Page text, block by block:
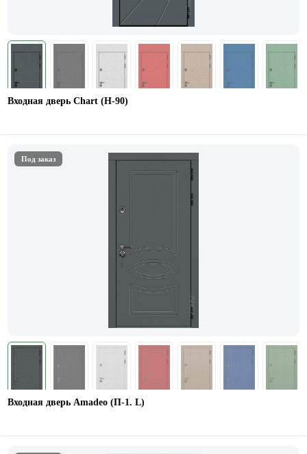
Входная дверь Chart (Н-90)
Под заказ
Входная дверь Amadeo (П-1. L)